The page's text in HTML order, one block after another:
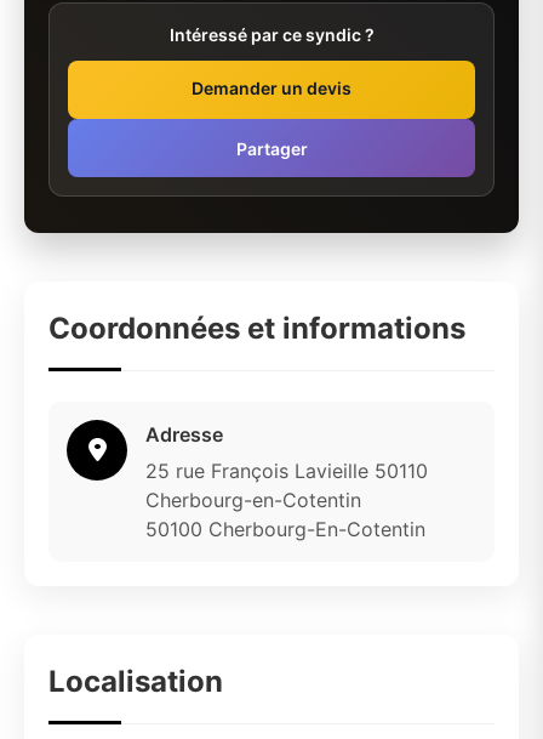
Intéressé par ce syndic ?
Demander un devis
Partager
Coordonnées et informations
Adresse
25 rue François Lavieille 50110
Cherbourg-en-Cotentin
50100 Cherbourg-En-Cotentin
Localisation